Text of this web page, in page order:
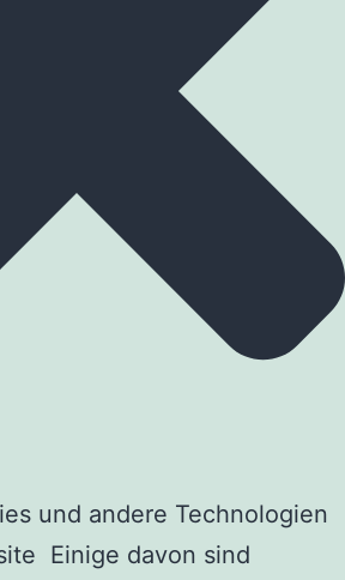
und andere Technologien
Einige davon sind